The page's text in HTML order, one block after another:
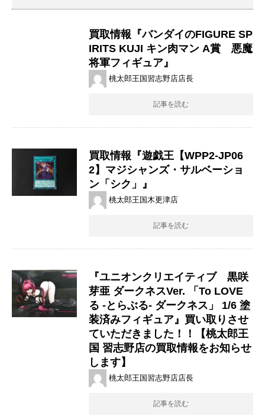
買取情報『バンダイのFIGURE ​SP
IRITS ​KUJI ​キン肉マン ​A賞 悪魔
将軍フィギュア』
桃太郎王国習志野店店長
記事を読む
買取情報『遊戯王【WPP2-JP06
2】マジシャンズ・サルベーショ
ン「シク」』
桃太郎王国木更津店
記事を読む
『ユニオンクリエイティブ 黒咲
芽亜 ​ダークネスVer. ​「To ​LOVE
る ​-とらぶる- ​ダークネス」 ​1/6 ​塗
装済みフィギュア』買い取りさせ
ていただきました！！【桃太郎王
国 習志野店の買取情報をお知らせ
します】
桃太郎王国習志野店店長
記事を読む